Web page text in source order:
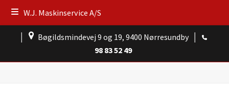
W.J. Maskinservice A/S
Bøgildsmindevej 9 og 19, 9400 Nørresundby
98 83 52 49